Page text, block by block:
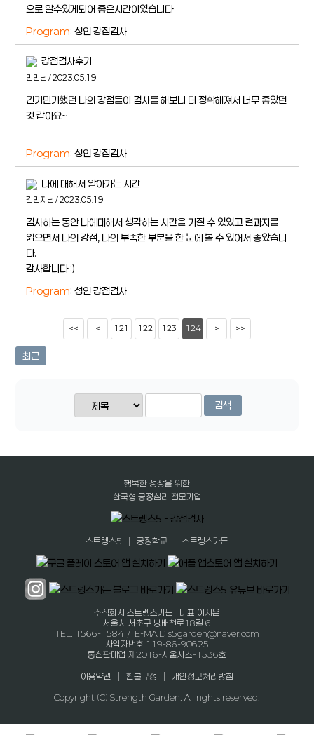
으로 알수있게되어 좋은시간이였습니다
Program: 성인 강점검사
강점검사후기
민민님 / 2023.05.19
긴가민가했던 나의 강점들이 검사를 해보니 더 정확해져서 너무 좋았던
것 같아요~
Program: 성인 강점검사
나에 대해서 알아가는 시간
김민지님 / 2023.05.19
검사하는 동안 나에대해서 생각하는 시간을 가질 수 있었고 결과지를
읽으면서 나의 강점, 나의 부족한 부분을 한 눈에 볼 수 있어서 좋았습니
다.
감사합니다 :)
Program: 성인 강점검사
<< < 121 122 123 124 > >>
최근
검색
행복한 성장을 위한
한국형 긍정심리 전문기업
스트렝스5 긍정학교 스트렝스가든
주식회사 스트렝스가든 대표 이지은
서울시 서초구 방배천로18길 6
TEL. 1566-1584 / E-MAIL: s5garden@naver.com
사업자번호 119-86-90625
통신판매업 제2016-서울서초-1536호
이용약관 환불규정 개인정보처리방침
Copyright (C) Strength Garden. All rights reserved.